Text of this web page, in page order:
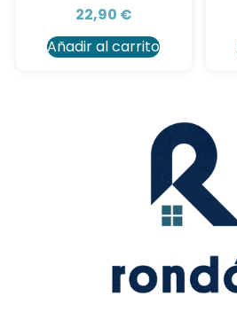
22,90 €
Añadir al carrito